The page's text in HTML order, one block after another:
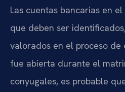
Las cuentas bancarias en
que deben ser
valorados en el proceso de
fue abierta durante el
conyugales, es probable